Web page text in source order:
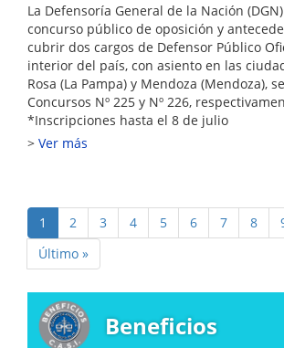
La Defensoría General de la Nación
concurso público de oposición y
cubrir dos cargos de Defensor Público
interior del país, con asiento en las
Rosa (La Pampa) y Mendoza (Mendoza),
Concursos Nº 225 y Nº 226,
*Inscripciones hasta el 8 de julio
Ver más
Paginación
Página
actual
1 Page
2 Page
3 Page
4 Page
5 Page
6 Page
7 Page
8
Última
página
Último »
Beneficios